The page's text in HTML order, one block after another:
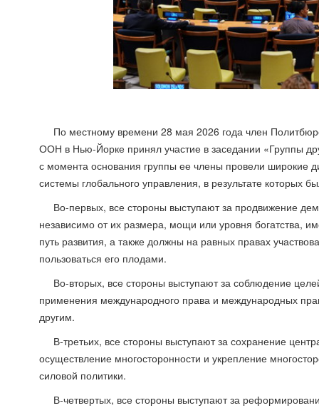
По местному времени 28 мая 2026 года член
ООН в Нью-Йорке принял участие в заседании «Группы
с момента основания группы ее члены провели широкие
системы глобального управления, в результате которых
Во-первых, все стороны выступают за продвижение
независимо от их размера, мощи или уровня богатства,
путь развития, а также должны на равных правах
пользоваться его плодами.
Во-вторых, все стороны выступают за соблюдение
применения международного права и международных
другим.
В-третьих, все стороны выступают за сохранение
осуществление многосторонности и укрепление
силовой политики.
В-четвертых, все стороны выступают за